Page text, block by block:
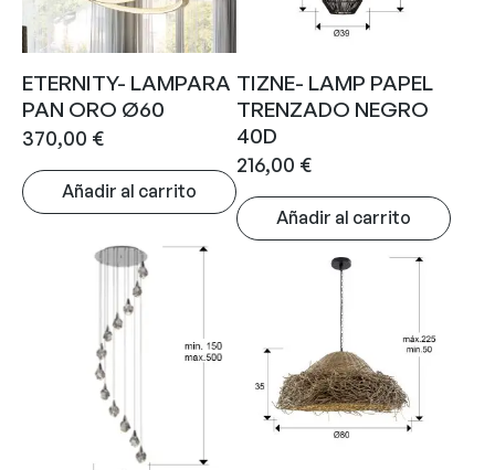
ETERNITY- LAMPARA
PAN ORO Ø60
370,00 €
Añadir al carrito
TIZNE- LAMP PAPEL
TRENZADO NEGRO
40D
216,00 €
Añadir al carrito